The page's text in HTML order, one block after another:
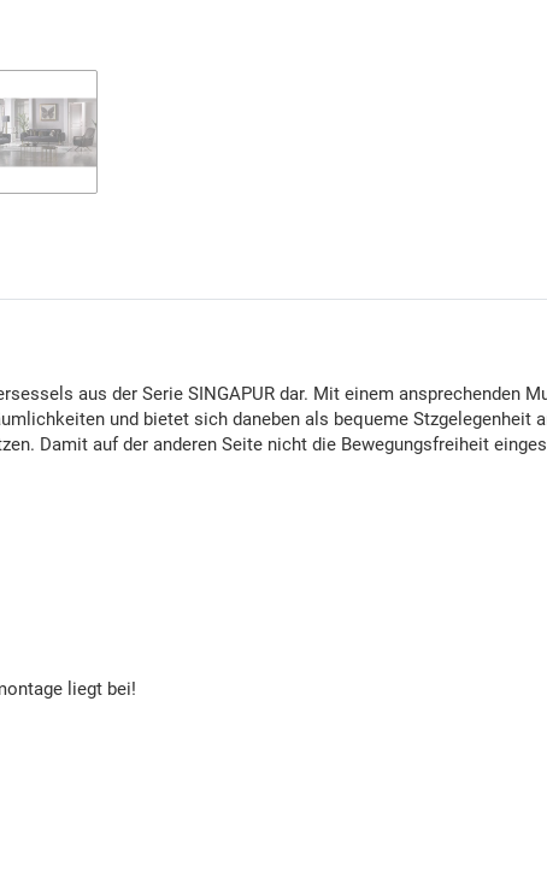
aus der Serie SINGAPUR dar. Mit einem ansprechenden
und bietet sich daneben als bequeme Stzgelegenheit
Damit auf der anderen Seite nicht die Bewegungsfreiheit
liegt bei!